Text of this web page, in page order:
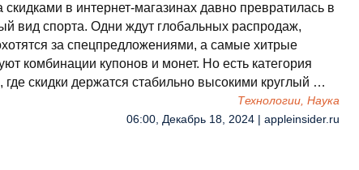
скидками в интернет-магазинах давно превратилась в
вид спорта. Одни ждут глобальных распродаж,
за спецпредложениями, а самые хитрые
комбинации купонов и монет. Но есть категория
где скидки держатся стабильно высокими круглый …
Технологии, Наука
06:00, Декабрь 18, 2024 | appleinsider.ru